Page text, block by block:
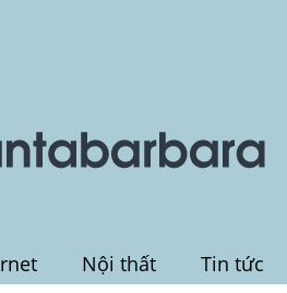
Nội thất Tin tức